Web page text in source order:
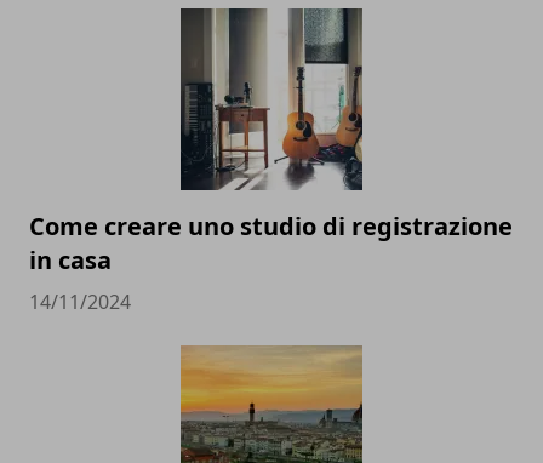
Come creare uno studio di registrazione
in casa
14/11/2024